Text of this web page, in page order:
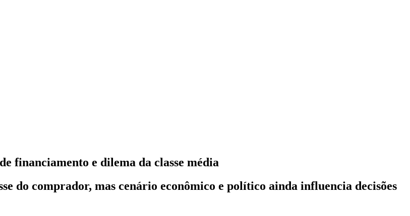
financiamento e dilema da classe média
do comprador, mas cenário econômico e político ainda influencia decisões